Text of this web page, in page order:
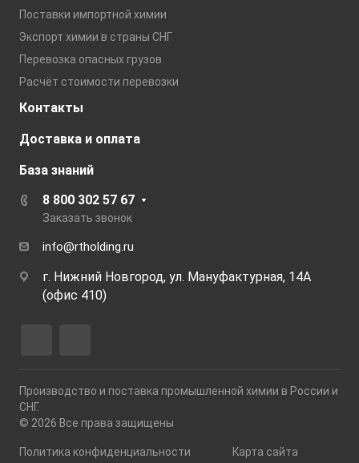
Поставки импортной химии
Экспорт химии в страны СНГ
Перевозка опасных грузов
Расчёт стоимости перевозки
Контакты
Доставка и оплата
База знаний
8 800 302 57 67
Заказать звонок
info@rtholding.ru
г. Нижний Новгород, ул. Мануфактурная, 14А
(офис 410)
Производство и поставка промышленной химии в России и
СНГ.
© 2026 Все права защищены
Политика конфиденциальности Карта сайта